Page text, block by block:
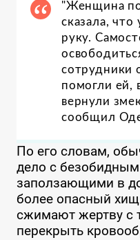
"Женщина
сказала, что
руку.
сотрудники
помогли ей,
вернули
сообщил
По его словам,
дело с
заползающими в
более опасный
сжимают жертву с
перекрыть